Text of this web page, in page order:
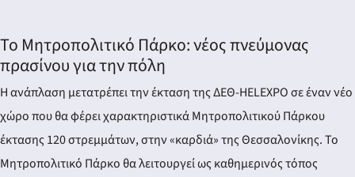
Το Μητροπολιτικό Πάρκο: νέος πνεύμονας
πρασίνου για την πόλη
Η ανάπλαση μετατρέπει την έκταση της ΔΕΘ-HELEXPO σε έναν νέο
χώρο που θα φέρει χαρακτηριστικά Μητροπολιτικού Πάρκου
έκτασης 120 στρεμμάτων, στην «καρδιά» της Θεσσαλονίκης. Το
Μητροπολιτικό Πάρκο θα λειτουργεί ως καθημερινός τόπος